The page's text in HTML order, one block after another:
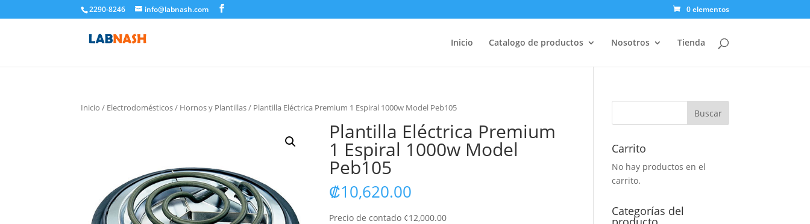
2290-8246 info@labnash.com 0 elementos
Inicio Catalogo de productos Nosotros Tienda
Inicio / Electrodomésticos/ Hornos y Plantillas/ Plantilla Eléctrica Premium 1 Espiral 1000w Model Peb105
Plantilla Eléctrica Premium
1 Espiral 1000w Model
Peb105
₡10,620.00
Precio de contado ¢12,000.00
Carrito
No hay productos en el
carrito.
Categorías del